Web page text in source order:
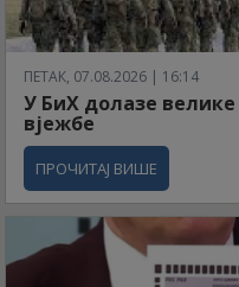
ПЕТАК, 07.08.2026 | 16:14
У БиХ долазе велике
вјежбе
ПРОЧИТАЈ ВИШЕ